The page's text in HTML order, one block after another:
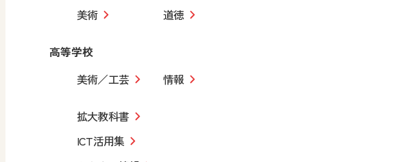
美術
道徳
高等学校
美術／工芸
情報
拡大教科書
ICT活用集